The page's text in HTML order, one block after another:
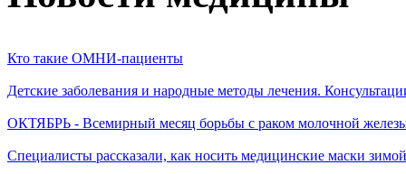
Кто такие ОМНИ-пациенты
Детские заболевания и народные методы лечения.
ОКТЯБРЬ - Всемирный месяц борьбы с раком молочной
Специалисты рассказали, как носить медицинские маски зимой